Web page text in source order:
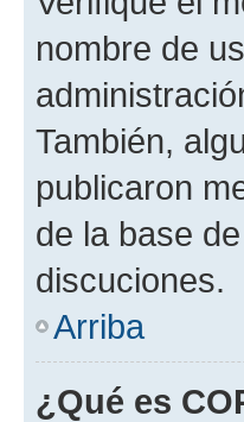
nombre de
También,
publicaron
de la base
discuciones.
Arriba
¿Qué es